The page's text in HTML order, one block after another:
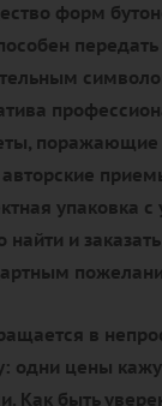
форм
поражающие
авторские
упаковка
и
в
одни цены
Как быть